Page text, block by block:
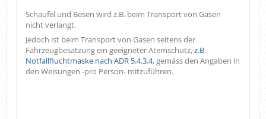
Schaufel und Besen wird z.B. beim Transport von Gasen
nicht verlangt.
Jedoch ist beim Transport von Gasen seitens der
Fahrzeugbesatzung ein geeigneter Atemschutz,z.B.
Notfallfluchtmaske nach ADR 5.4.3.4, gemäss den Angaben in
den Weisungen -pro Person- mitzuführen.